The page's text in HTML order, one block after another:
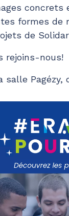
concrets
formes de
de
rejoins-nous!
salle Pagézy,